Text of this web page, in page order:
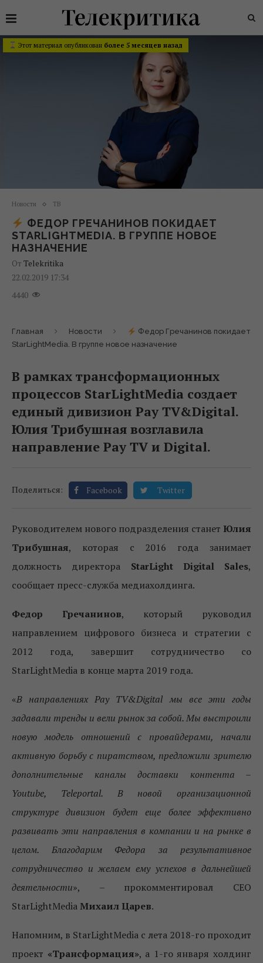
Этот материал опубликован более 5 месяцев назад
Новости ТВ
ФЕДОР ГРЕЧАНИНОВ ПОКИДАЕТ
STARLIGHTMEDIA. В ГРУППЕ НОВОЕ
НАЗНАЧЕНИЕ
От Telekritika
22.02.2019 17:34
4440
Главная Новости
Федор Гречанинов покидает
StarLightMedia. В группе новое назначение
В рамках трансформационных
процессов StarLightMedia создает
единый дивизион Pay TV&Digital.
Юлия Трибушная возглавила
направление Pay TV и Digital.
Поделиться: Facebook Twitter
Руководителем нового подразделения станет Юлия
Трибушная, которая с 2016 года занимает
должность директора StarLight Digital Sales,
сообщает пресс-служба медиахолдинга.
Федор Гречанинов, который руководил
направлением цифрового бизнеса и стратегии с
2012 года, завершит сотрудничество со
StarLightMedia в конце марта 2019 года.
«В направлениях Pay TV&Digital мы все эти годы
задавали тренды и вели рынок за собой. Мы выстроили
новую модель отношений с провайдерами, начали
активную борьбу с пиратством, предложили зрителю
дополнительные каналы доставки контента –
Youtube, Teleportal. В новой организационной
структуре дивизион будет еще более эффективно
развивать эти направления в компании и на рынке в
целом. Благодарим Федора за результативное
сотрудничество и желаем ему успехов в дальнейшей
деятельности», – прокомментировал CEO
StarLightMediaМихаил Царев.
Напомним, в StarLightMedia с лета 2018-го проходит
проект «Трансформация», а 1-го января холдинг